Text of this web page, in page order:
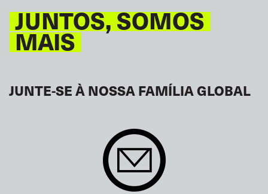
JUNTOS, SOMOS
MAIS
JUNTE-SE À NOSSA FAMÍLIA GLOBAL